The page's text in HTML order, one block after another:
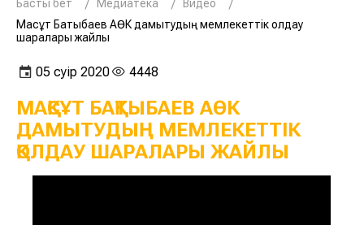
Басты бет Медиатека
Видео
Мақсұт Бақтыбаев АӨК дамытудың мемлекеттік қолдау
шаралары жайлы
05 сәуір 2020 4448
МАҚСҰТ БАҚТЫБАЕВ АӨК
ДАМЫТУДЫҢ МЕМЛЕКЕТТІК
ҚОЛДАУ ШАРАЛАРЫ ЖАЙЛЫ